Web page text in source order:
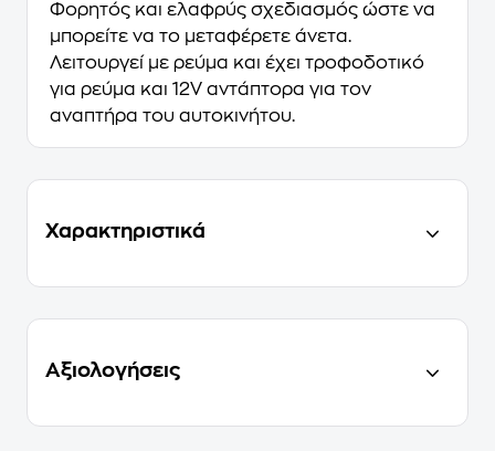
Φορητός και ελαφρύς σχεδιασμός ώστε να
μπορείτε να το μεταφέρετε άνετα.
Λειτουργεί με ρεύμα και έχει τροφοδοτικό
για ρεύμα και 12V αντάπτορα για τον
αναπτήρα του αυτοκινήτου.
Χαρακτηριστικά
Αξιολογήσεις